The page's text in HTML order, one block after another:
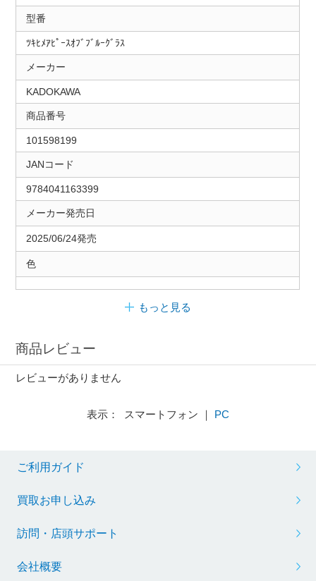
型番
ﾂｷﾋﾒｱﾋﾟｰｽｵﾌﾞﾌﾞﾙｰｸﾞﾗｽ
メーカー
KADOKAWA
商品番号
101598199
JANコード
9784041163399
メーカー発売日
2025/06/24発売
色
もっと見る
商品レビュー
レビューがありません
表示： スマートフォン ｜ PC
ご利用ガイド
買取お申し込み
訪問・店頭サポート
会社概要